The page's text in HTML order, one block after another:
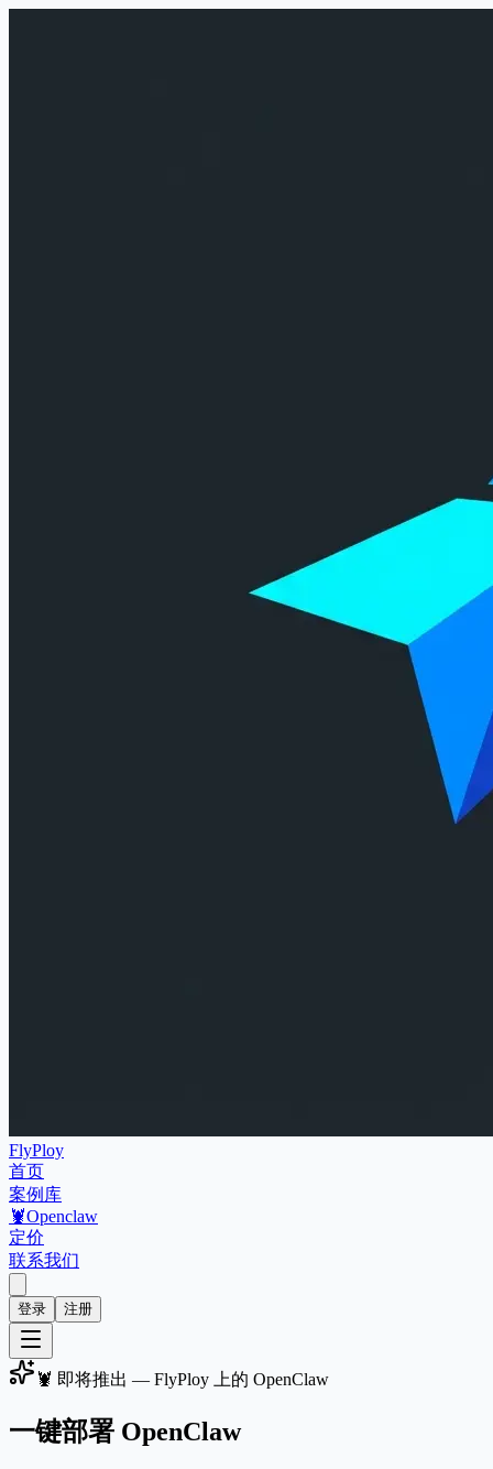
FlyPloy
首页
案例库
🦞Openclaw
定价
联系我们
登录 注册
🦞 即将推出 — FlyPloy 上的 OpenClaw
一键部署 OpenClaw